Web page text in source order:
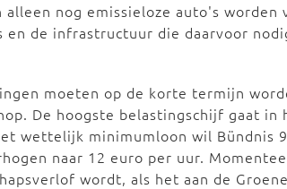
alleen nog emissieloze auto's
en de infrastructuur die daarvoor
moeten op de korte termijn
De hoogste belastingschijf gaat in
wettelijk minimumloon wil Bündnis
naar 12 euro per uur.
wordt, als het aan de